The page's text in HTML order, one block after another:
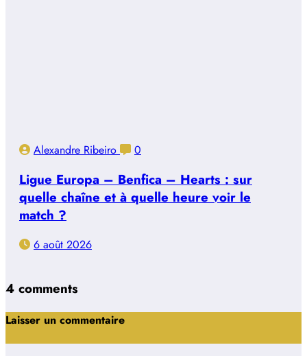
Alexandre Ribeiro 0
Ligue Europa – Benfica – Hearts : sur
quelle chaîne et à quelle heure voir le
match ?
6 août 2026
4 comments
Laisser un commentaire